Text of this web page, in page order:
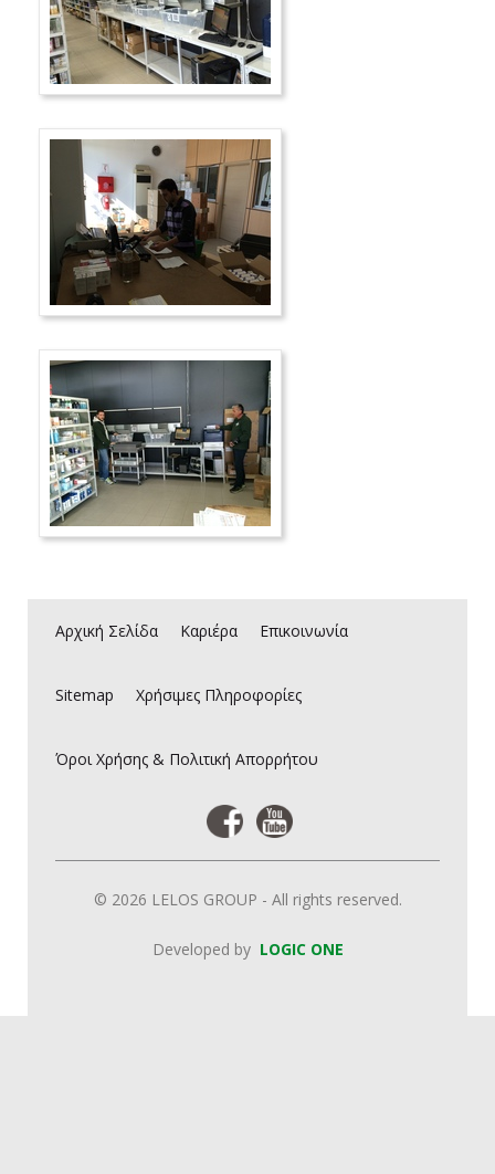
Αρχική Σελίδα Καριέρα Επικοινωνία
Sitemap Χρήσιμες Πληροφορίες
Όροι Χρήσης & Πολιτική Απορρήτου
© 2026 LELOS GROUP - All rights reserved.
Developed by LOGIC ONE